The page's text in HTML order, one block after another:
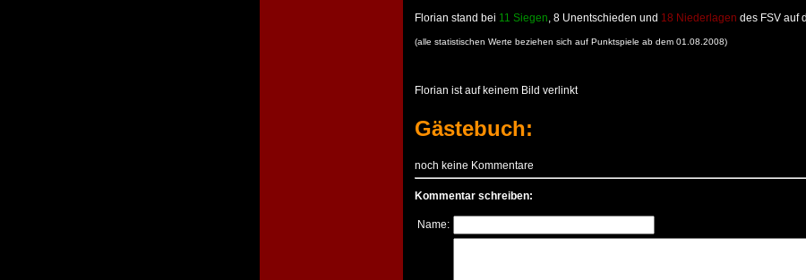
Florian stand bei 11 Siegen, 8 Unentschieden und 18 Niederlagen des FSV auf
(alle statistischen Werte beziehen sich auf Punktspiele ab dem 01.08.2008)
Florian ist auf keinem Bild verlinkt
Gästebuch:
noch keine Kommentare
Kommentar schreiben:
Name: